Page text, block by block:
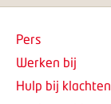
Pers
Werken bij
Hulp bij klachten